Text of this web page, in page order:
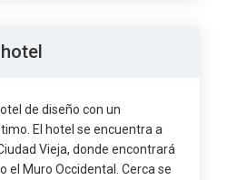
de diseño con un
El hotel se encuentra a
Vieja, donde encontrará
el Muro Occidental. Cerca se